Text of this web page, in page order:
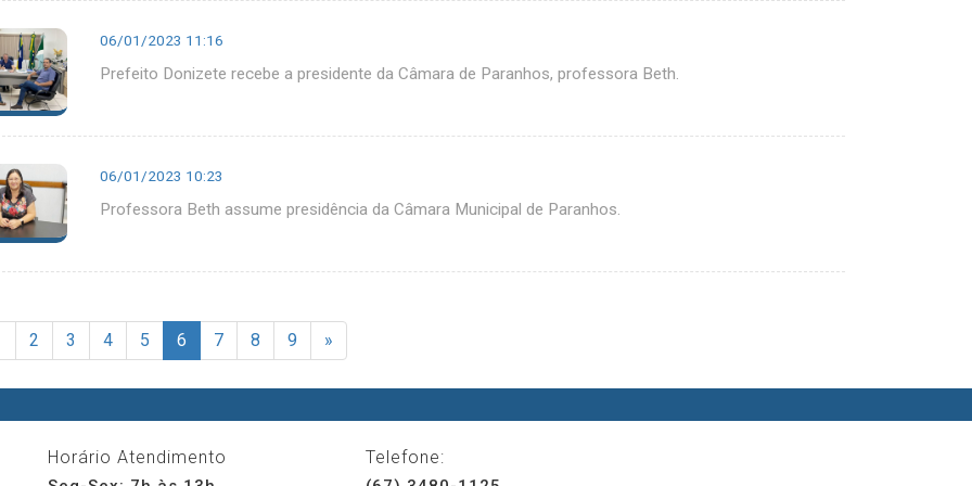
06/01/2023 11:16
Prefeito Donizete recebe a presidente da Câmara de Paranhos, professora Beth.
06/01/2023 10:23
Professora Beth assume presidência da Câmara Municipal de Paranhos.
2 3 4 5 6 7 8 9 »
Horário Atendimento Telefone: